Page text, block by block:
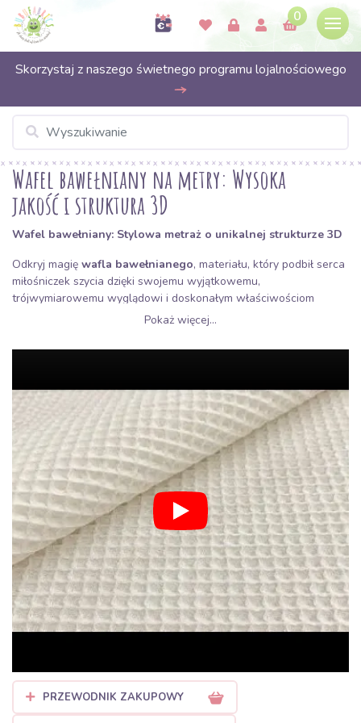
0
Skorzystaj z naszego świetnego programu lojalnościowego
Wafel bawełniany na metry: Wysoka
jakość i struktura 3D
Wafel bawełniany: Stylowa metraż o unikalnej strukturze 3D
Odkryj magię wafla bawełnianego, materiału, który podbił serca
miłośniczek szycia dzięki swojemu wyjątkowemu,
trójwymiarowemu wyglądowi i doskonałym właściwościom
Wafel na Bubufabrics.pl
charakterystycznej faktury przypominającej strukturę plastra
Dlaczego pokochasz materiał
wafel z Bubufabrics?
Tkanina wafel to nie tylko design, to przede wszystkim
funkcjonalność. Nasz wafel jest wykonany z wysokiej jakości
bawełny, co czyni go idealnym towarzyszem codziennego użytku.
Do jego głównych zalet należą:
Niesamowita chłonność:Dzięki wypukłej strukturze
tkanina ma większą powierzchnię chłonną, co pozwala jej
błyskawicznie absorbować wodę. To niekwestionowany
król materiałów na ręczniki i szlafroki.
letnich oraz akcesoriach dziecięcych.
Naturalny skład:Pracujemy z materiałami przyjaznymi dla
Pokaż więcej...
PRZEWODNIK ZAKUPOWY